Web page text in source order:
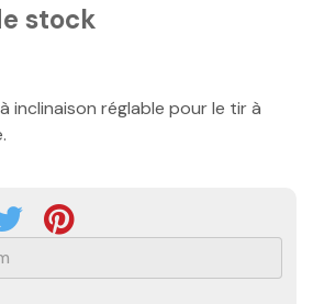
stock
inclinaison réglable pour le tir à